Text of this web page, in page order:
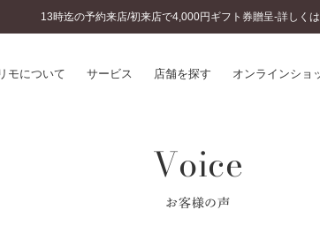
13時迄の予約来店/初来店で4,000円ギフト券贈呈-詳しく
モについて サービス 店舗を探す オンラインショ
婚約指輪とは
結婚指輪とは
セットリングとは
Voice
お客様の声